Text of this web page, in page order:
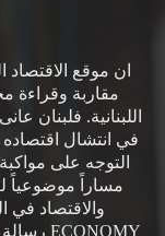
ان موقع الاقتصاد
مقاربة وقراءة
اللبنانية. فلبنان
في انتشال اقتصاده
التوجه على
مساراً موضوعياً
ECONOMY رسالة واضحة، هي: تغليب الاقتصاد على السياسة.